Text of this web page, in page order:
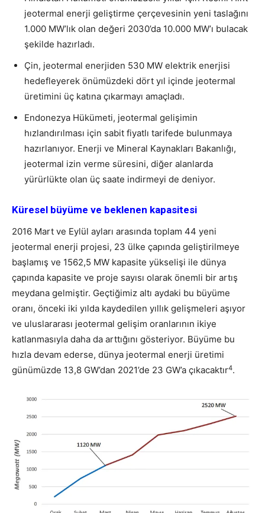
jeotermal enerji geliştirme çerçevesinin yeni taslağını
1.000 MW’lık olan değeri 2030’da 10.000 MW’ı bulacak
şekilde hazırladı.
Çin, jeotermal enerjiden 530 MW elektrik enerjisi
hedefleyerek önümüzdeki dört yıl içinde jeotermal
üretimini üç katına çıkarmayı amaçladı.
Endonezya Hükümeti, jeotermal gelişimin
hızlandırılması için sabit fiyatlı tarifede bulunmaya
hazırlanıyor. Enerji ve Mineral Kaynakları Bakanlığı,
jeotermal izin verme süresini, diğer alanlarda
yürürlükte olan üç saate indirmeyi de deniyor.
Küresel büyüme ve beklenen kapasitesi
2016 Mart ve Eylül ayları arasında toplam 44 yeni
jeotermal enerji projesi, 23 ülke çapında geliştirilmeye
başlamış ve 1562,5 MW kapasite yükselişi ile dünya
çapında kapasite ve proje sayısı olarak önemli bir artış
meydana gelmiştir. Geçtiğimiz altı aydaki bu büyüme
oranı, önceki iki yılda kaydedilen yıllık gelişmeleri aşıyor
ve uluslararası jeotermal gelişim oranlarının ikiye
katlanmasıyla daha da arttığını gösteriyor. Büyüme bu
hızla devam ederse, dünya jeotermal enerji üretimi
günümüzde 13,8 GW’dan 2021’de 23 GW’a çıkacaktır4.